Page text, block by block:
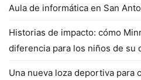
Aula de informática en San
Historias de impacto: cómo
diferencia para los niños de su
Una nueva loza deportiva